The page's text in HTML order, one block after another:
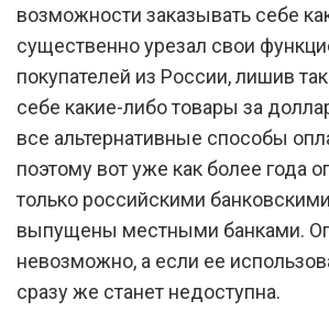
возможности заказывать себе
существенно урезал свои
покупателей из России, лишив
себе какие-либо товары за
все альтернативные способы
поэтому вот уже как более года
только российскими
выпущены местными банками.
невозможно, а если ее
сразу же станет недоступна.